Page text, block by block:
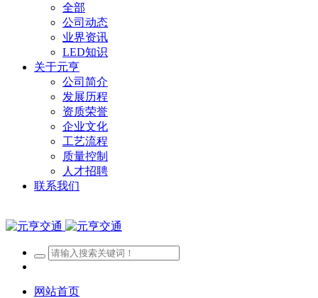
全部
公司动态
业界资讯
LED知识
关于元亨
公司简介
发展历程
资质荣誉
企业文化
工艺流程
质量控制
人才招聘
联系我们
网站首页